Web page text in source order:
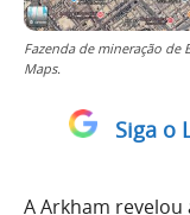
Fazenda de mineração de
Maps.
Siga o
A Arkham